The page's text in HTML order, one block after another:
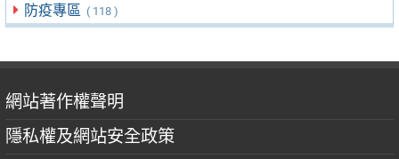
防疫專區 ( 118 )
網站著作權聲明
隱私權及網站安全政策